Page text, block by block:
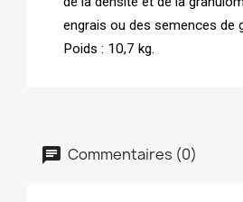
engrais ou des semences de
Poids : 10,7 kg.
Commentaires (0)